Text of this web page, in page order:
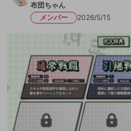
布団ちゃん
メンバー
2026/5/15